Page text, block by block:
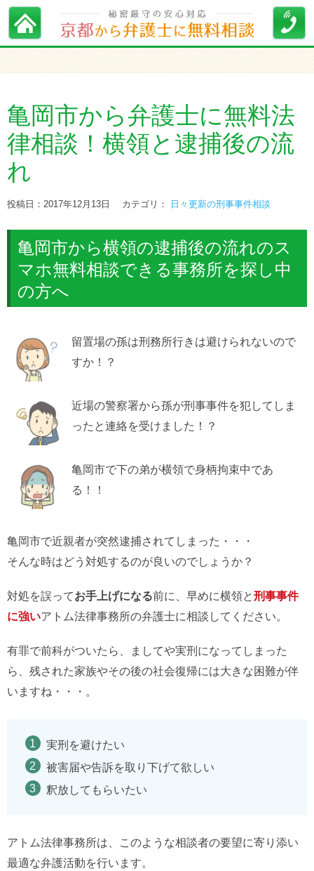
亀岡市から弁護士に無料法
律相談！横領と逮捕後の流
れ
投稿日：2017年12月13日 カテゴリ： 日々更新の刑事事件相談
亀岡市から横領の逮捕後の流れのス
マホ無料相談できる事務所を探し中
の方へ
留置場の孫は刑務所行きは避けられないので
すか！？
近場の警察署から孫が刑事事件を犯してしま
ったと連絡を受けました！？
亀岡市で下の弟が横領で身柄拘束中であ
る！！
亀岡市で近親者が突然逮捕されてしまった・・・
そんな時はどう対処するのが良いのでしょうか？
対処を誤ってお手上げになる前に、早めに横領と刑事事件
に強いアトム法律事務所の弁護士に相談してください。
有罪で前科がついたら、ましてや実刑になってしまった
ら、残された家族やその後の社会復帰には大きな困難が伴
いますね・・・。
実刑を避けたい
被害届や告訴を取り下げて欲しい
釈放してもらいたい
アトム法律事務所は、このような相談者の要望に寄り添い
最適な弁護活動を行います。